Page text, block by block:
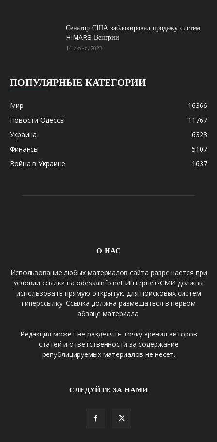
Сенатор США заблокировал продажу систем
HIMARS Венгрии
14 июня, 2023
ПОПУЛЯРНЫЕ КАТЕГОРИИ
Мир
16366
Новости Одессы
11767
Украина
6323
Финансы
5107
Война в Украине
1637
О НАС
Использование любых материалов сайта разрешается при
условии ссылки на odessainfo.net Интернет-СМИ должны
использовать прямую открытую для поисковых систем
гиперссылку. Ссылка должна размещаться в первом
абзаце материала.
Редакция может не разделять точку зрения авторов
статей и ответственности за содержание
републицируемых материалов не несет.
СЛЕДУЙТЕ ЗА НАМИ